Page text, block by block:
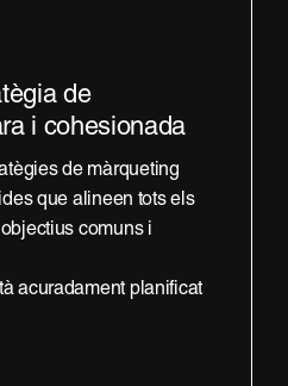
de
i cohesionada
de màrqueting
que alineen tots els
comuns i
acuradament planificat